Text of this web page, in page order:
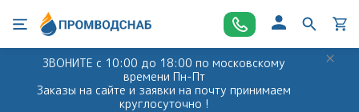
ЗВОНИТЕ с 10:00 до 18:00 по московскому
времени Пн-Пт
Заказы на сайте и заявки на почту принимаем
круглосуточно !